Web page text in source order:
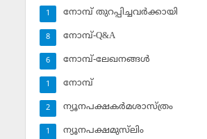
നോമ്പ് തുറപ്പിച്ചവര്‍ക്കായി
1
നോമ്പ്-Q&A
8
നോമ്പ്-ലേഖനങ്ങള്‍
6
നോമ്പ്‌
1
ന്യൂനപക്ഷകര്‍മശാസ്ത്രം
2
ന്യൂനപക്ഷമുസ്‌ലിം
1